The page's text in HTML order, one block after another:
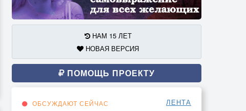
НАМ 15 ЛЕТ
НОВАЯ ВЕРСИЯ
ПОМОЩЬ ПРОЕКТУ
ОБСУЖДАЮТ СЕЙЧАС ЛЕНТА